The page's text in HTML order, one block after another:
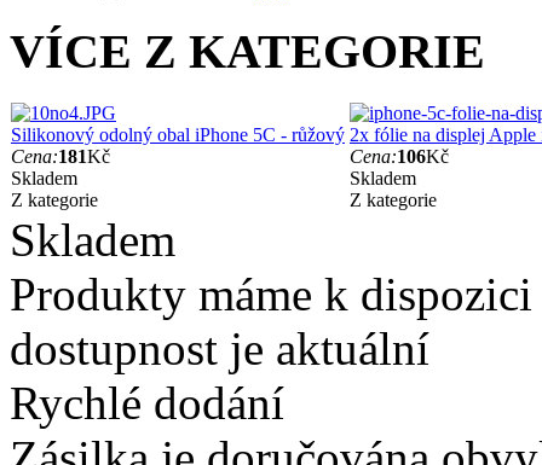
VÍCE Z KATEGORIE
Silikonový odolný obal iPhone 5C - růžový
Cena:181Kč
Skladem
Z kategorie
2x fólie na displej Apple
Cena:106Kč
Skladem
Z kategorie
Skladem
Produkty máme k
dostupnost je aktuální
Rychlé dodání